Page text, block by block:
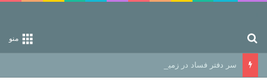
منو
سر دفتر فساد در زمین‌، دوری وکناره‌گیری از راه خداست‌!